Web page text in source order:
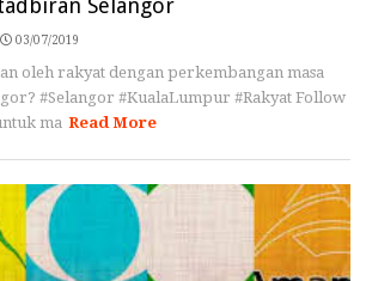
Selangor
03/07/2019
oleh rakyat dengan perkembangan masa
#Selangor #KualaLumpur #Rakyat Follow
ma Read More